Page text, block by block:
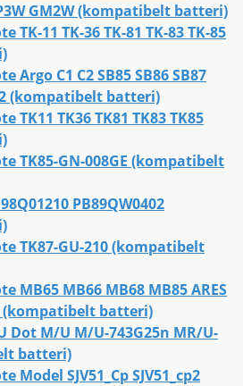
GM2W (kompatibelt batteri)
TK-11 TK-36 TK-81 TK-83 TK-85
Argo C1 C2 SB85 SB86 SB87
(kompatibelt batteri)
TK11 TK36 TK81 TK83 TK85
TK85-GN-008GE (kompatibelt
PB89QW0402
TK87-GU-210 (kompatibelt
MB65 MB66 MB68 MB85 ARES
(kompatibelt batteri)
Dot M/U M/U-743G25n MR/U-
batteri)
Model SJV51_Cp SJV51_cp2